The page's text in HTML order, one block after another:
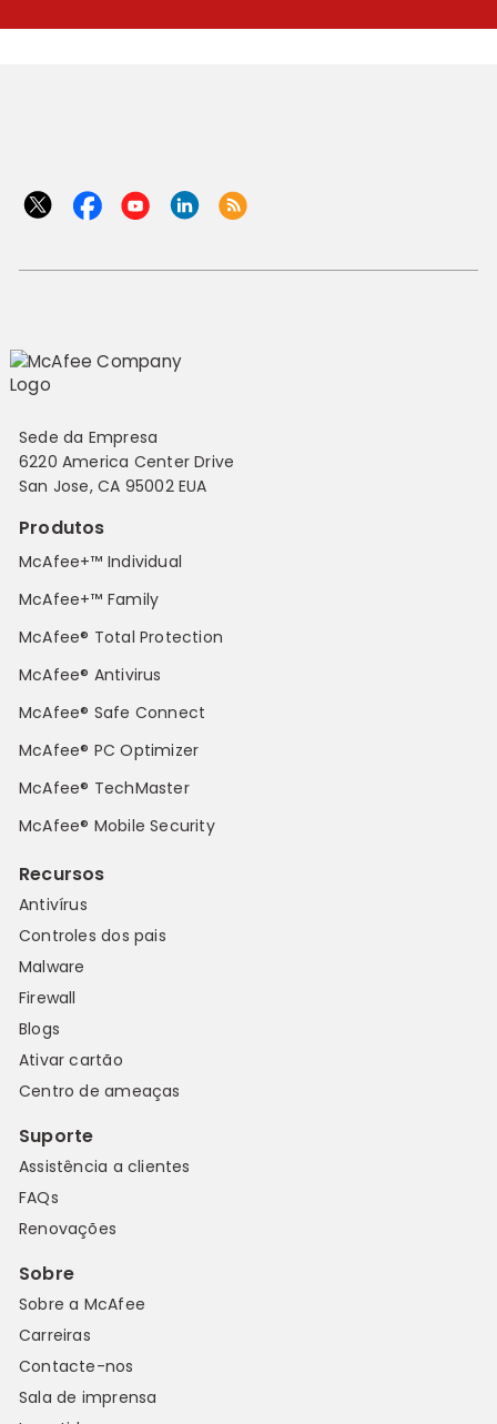
Sede da Empresa
6220 America Center Drive
San Jose, CA 95002 EUA
Produtos
McAfee+™ Individual
McAfee+™ Family
McAfee® Total Protection
McAfee® Antivirus
McAfee® Safe Connect
McAfee® PC Optimizer
McAfee® TechMaster
McAfee® Mobile Security
Recursos
Antivírus
Controles dos pais
Malware
Firewall
Blogs
Ativar cartão
Centro de ameaças
Suporte
Assistência a clientes
FAQs
Renovações
Sobre
Sobre a McAfee
Carreiras
Contacte-nos
Sala de imprensa